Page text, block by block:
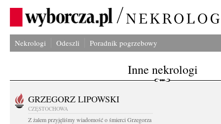
Nekrologi Odeszli Poradnik pogrzebowy
Inne nekrologi
GRZEGORZ LIPOWSKI
CZĘSTOCHOWA
Z żalem przyjęliśmy wiadomość o śmierci Grzegorza